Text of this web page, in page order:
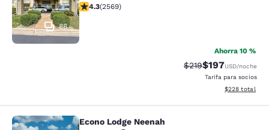
88
Calificación de 4.25 estrellas. Excelente. 2569
4.3(2569)
Ahorra 10 %
Tarifa tachada:
$219Tarifa reducida:
$197USD/noche
Tarifa para socios
Ver detalles
$228 total
Econo Lodge Neenah
Econo Lodge Neenah